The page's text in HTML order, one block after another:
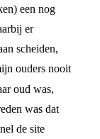
een nog
er
scheiden,
ouders nooit
oud was,
was dat
de site